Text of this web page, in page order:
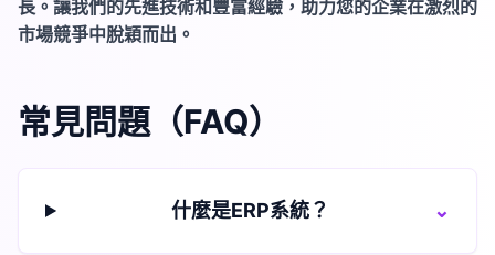
長。讓我們的先進技術和豐富經驗，助力您的企業在激烈的
市場競爭中脫穎而出。
常見問題（FAQ）
什麼是ERP系統？ ⌄